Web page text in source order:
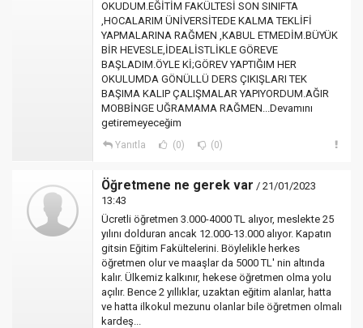
OKUDUM.EĞİTİM FAKÜLTESİ SON SINIFTA
,HOCALARIM ÜNİVERSİTEDE KALMA TEKLİFİ
YAPMALARINA RAĞMEN ,KABUL ETMEDİM.BÜYÜK
BİR HEVESLE,İDEALİSTLİKLE GÖREVE
BAŞLADIM.ÖYLE Kİ;GÖREV YAPTIĞIM HER
OKULUMDA GÖNÜLLÜ DERS ÇIKIŞLARI TEK
BAŞIMA KALIP ÇALIŞMALAR YAPIYORDUM.AĞIR
MOBBİNGE UĞRAMAMA RAĞMEN...Devamını
getiremeyeceğim
Yanıtla (0) (0)
Öğretmene ne gerek var / 21/01/2023
13:43
Ücretli öğretmen 3.000-4000 TL alıyor, meslekte 25
yılını dolduran ancak 12.000-13.000 alıyor. Kapatın
gitsin Eğitim Fakültelerini. Böylelikle herkes
öğretmen olur ve maaşlar da 5000 TL' nin altında
kalır. Ülkemiz kalkınır, hekese öğretmen olma yolu
açılır. Bence 2 yıllıklar, uzaktan eğitim alanlar, hatta
ve hatta ilkokul mezunu olanlar bile öğretmen olmalı
kardeş...